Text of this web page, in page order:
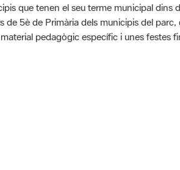
que tenen el seu terme municipal dins
5è de Primària dels municipis del parc,
pedagògic específic i unes festes
5.